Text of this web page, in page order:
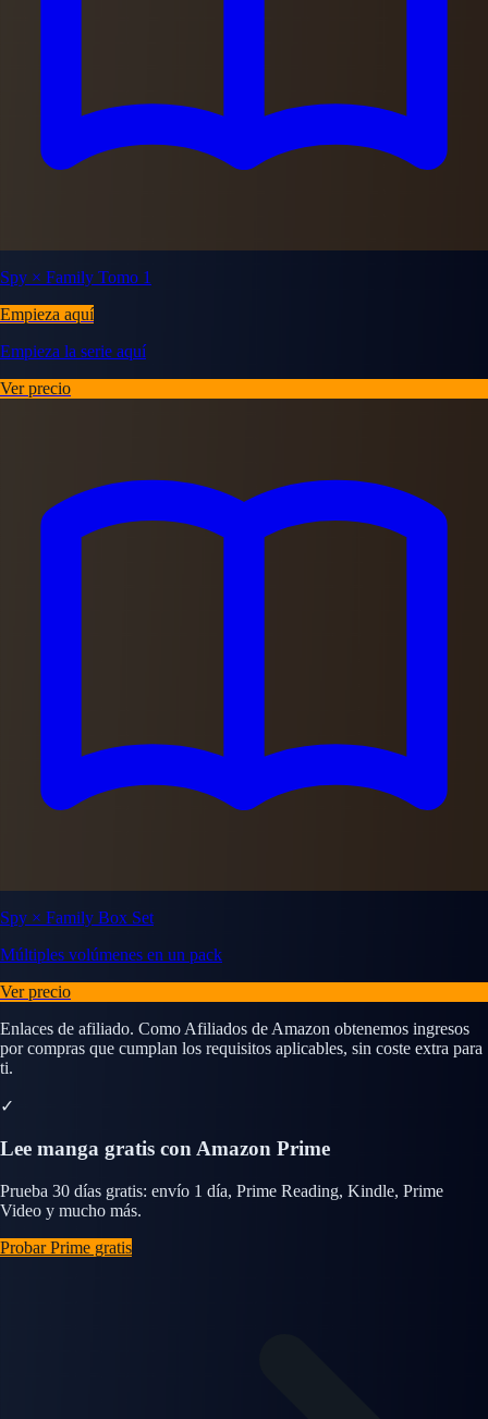
Spy × Family Tomo 1
Empieza aquí
Empieza la serie aquí
Ver precio
Spy × Family Box Set
Múltiples volúmenes en un pack
Ver precio
Enlaces de afiliado. Como Afiliados de Amazon obtenemos ingresos
por compras que cumplan los requisitos aplicables, sin coste extra para
ti.
✓
Lee manga gratis con Amazon Prime
Prueba 30 días gratis: envío 1 día, Prime Reading, Kindle, Prime
Video y mucho más.
Probar Prime gratis